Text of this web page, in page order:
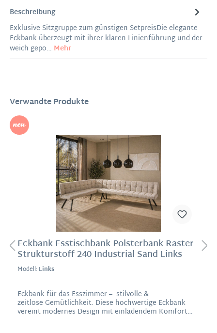
Beschreibung
Exklusive Sitzgruppe zum günstigen SetpreisDie elegante
Eckbank überzeugt mit ihrer klaren Linienführung und der
weich gepo… Mehr
Verwandte Produkte
Neu
Eckbank Esstischbank Polsterbank Raster
Strukturstoff 240 Industrial Sand Links
Modell:Links
Eckbank für das Esszimmer – stilvolle &
zeitlose Gemütlichkeit. Diese hochwertige Eckbank
vereint modernes Design mit einladendem Komfort